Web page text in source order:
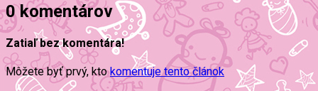
0 komentárov
Zatiaľ bez komentára!
Môžete byť prvý, ktokomentuje tento článok